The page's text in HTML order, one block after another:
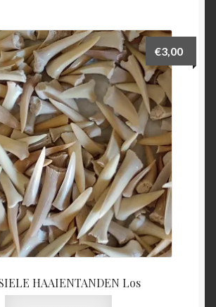
HAAIENTANDEN Los
€3,00